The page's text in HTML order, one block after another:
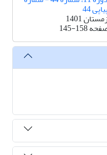
44
1401
145-158